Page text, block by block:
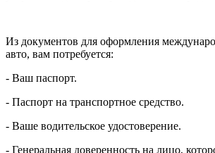
Из документов для оформления
авто, вам потребуется:
- Ваш паспорт.
- Паспорт на транспортное средство.
- Ваше водительское удостоверение.
- Генеральная доверенность на лицо,